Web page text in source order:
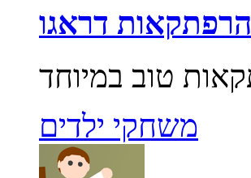
הרפתקאות דראגו
משחקי ילדים